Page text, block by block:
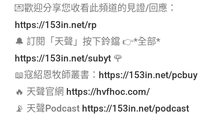
💌歡迎分享您收看此頻道的見證/回應：
https://153in.net/rp
🔔 訂閱「天聲」按下鈴鐺 👉*全部*
https://153in.net/subyt 🌹
📖寇紹恩牧師叢書： https://153in.net/pcbuy
🔥 天聲官網 https://hvfhoc.com/
📡 天聲Podcast https://153in.net/podcast